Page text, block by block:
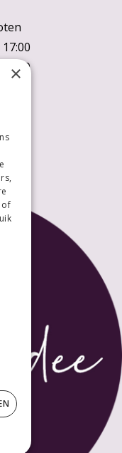
17:00
18:00
×
of